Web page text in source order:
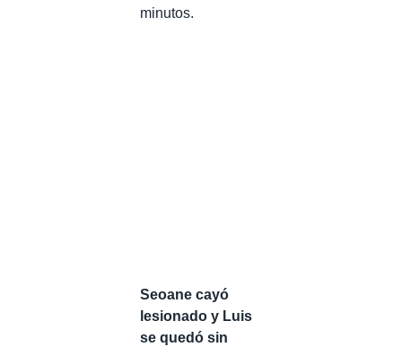
minutos.
Seoane cayó
lesionado y Luis
se quedó sin